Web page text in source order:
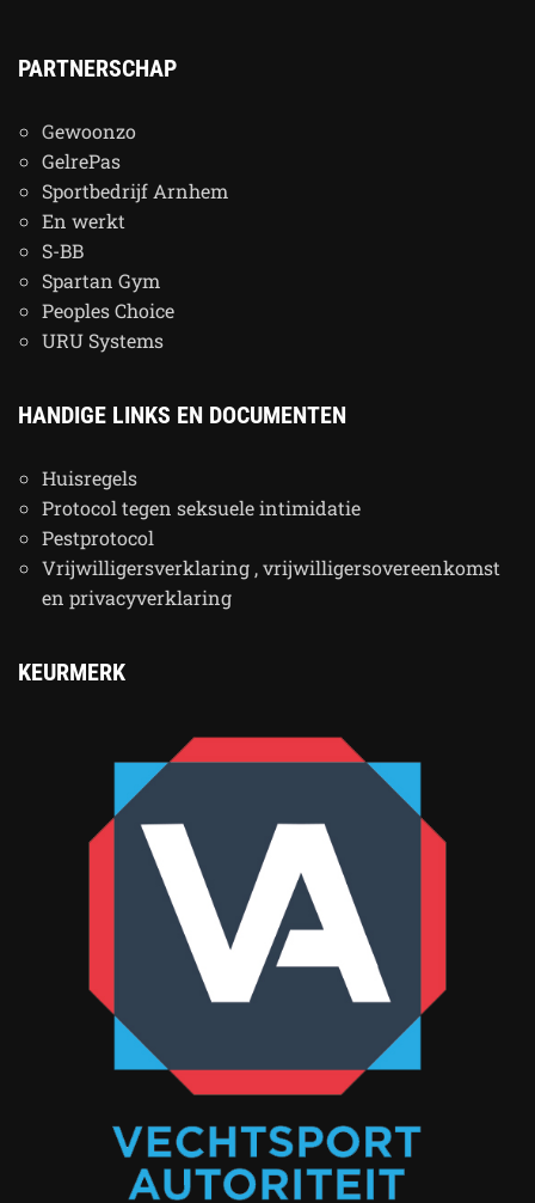
PARTNERSCHAP
Gewoonzo
GelrePas
Sportbedrijf Arnhem
En werkt
S-BB
Spartan Gym
Peoples Choice
URU Systems
HANDIGE LINKS EN DOCUMENTEN
Huisregels
Protocol tegen seksuele intimidatie
Pestprotocol
Vrijwilligersverklaring , vrijwilligersovereenkomst
en privacyverklaring
KEURMERK